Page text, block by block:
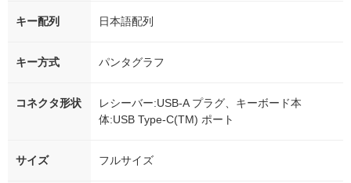
キー配列 日本語配列
キー方式 パンタグラフ
コネクタ形状
レシーバー:USB-A プラグ、キーボード本
体:USB Type-C(TM) ポート
サイズ フルサイズ